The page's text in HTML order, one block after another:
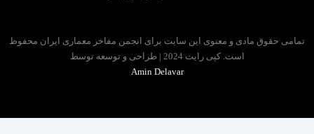
حقوق مادی و معنوی این سایت برای انجمن مفاخر معماری ایران محفوظ
است. کپی رایت 2024 | طراحی و توسعه توسط
Amin Delavar